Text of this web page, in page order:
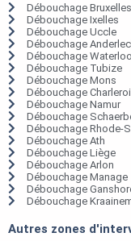
Débouchage Bruxelles
Débouchage Ixelles
Débouchage Uccle
Débouchage
Débouchage Waterloo
Débouchage Tubize
Débouchage Mons
Débouchage Charleroi
Débouchage Namur
Débouchage
Débouchage Rhode-
Débouchage Ath
Débouchage Liège
Débouchage Arlon
Débouchage Manage
Débouchage
Débouchage
Autres zones